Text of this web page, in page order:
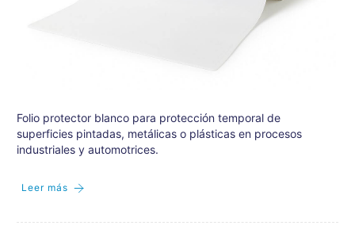
Folio protector blanco para protección temporal de
superficies pintadas, metálicas o plásticas en procesos
industriales y automotrices.
Leer más